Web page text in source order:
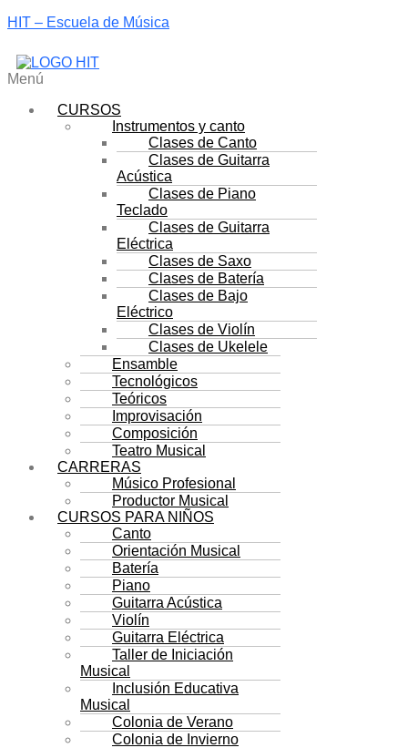
HIT – Escuela de Música
Menú
CURSOS
Instrumentos y canto
Clases de Canto
Clases de Guitarra
Acústica
Clases de Piano
Teclado
Clases de Guitarra
Eléctrica
Clases de Saxo
Clases de Batería
Clases de Bajo
Eléctrico
Clases de Violín
Clases de Ukelele
Ensamble
Tecnológicos
Teóricos
Improvisación
Composición
Teatro Musical
CARRERAS
Músico Profesional
Productor Musical
CURSOS PARA NIÑOS
Canto
Orientación Musical
Batería
Piano
Guitarra Acústica
Violín
Guitarra Eléctrica
Taller de Iniciación
Musical
Inclusión Educativa
Musical
Colonia de Verano
Colonia de Invierno